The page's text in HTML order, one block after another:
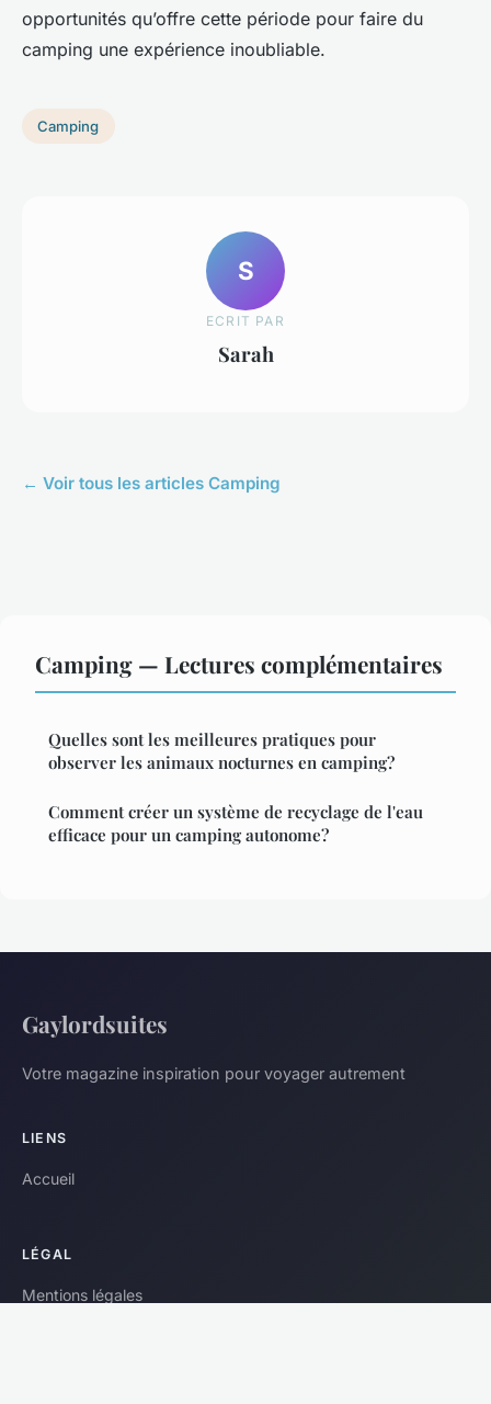
opportunités qu’offre cette période pour faire du
camping une expérience inoubliable.
Camping
S
ECRIT PAR
Sarah
← Voir tous les articles Camping
Camping — Lectures complémentaires
Quelles sont les meilleures pratiques pour
observer les animaux nocturnes en camping?
Comment créer un système de recyclage de l'eau
efficace pour un camping autonome?
Gaylordsuites
Votre magazine inspiration pour voyager autrement
LIENS
Accueil
LÉGAL
Mentions légales